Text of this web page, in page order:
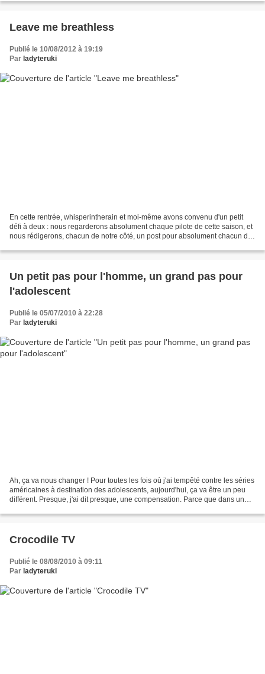
Leave me breathless
Publié le 10/08/2012 à 19:19
Par ladyteruki
En cette rentrée, whisperintherain et moi-même avons convenu d'un petit
défi à deux : nous regarderons absolument chaque pilote de cette saison, et
nous rédigerons, chacun de notre côté, un post pour absolument chacun de
Un petit pas pour l'homme, un grand pas pour
l'adolescent
Publié le 05/07/2010 à 22:28
Par ladyteruki
Ah, ça va nous changer ! Pour toutes les fois où j'ai tempêté contre les séries
américaines à destination des adolescents, aujourd'hui, ça va être un peu
différent. Presque, j'ai dit presque, une compensation. Parce que dans un
Crocodile TV
Publié le 08/08/2010 à 09:11
Par ladyteruki